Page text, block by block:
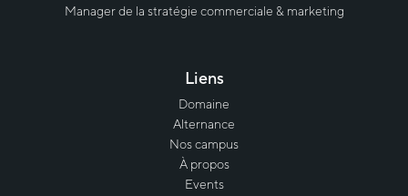
Manager de la stratégie commerciale & marketing
Liens
Domaine
Alternance
Nos campus
À propos
Events